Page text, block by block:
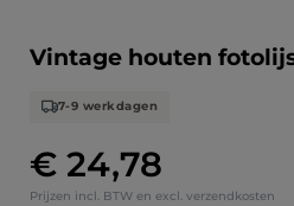
Vintage houten
Normale prijs:
€ 24,78
Prijzen incl. BTW en excl. verzendkosten
7-9 werkdagen